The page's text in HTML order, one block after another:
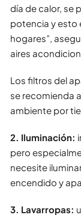
día de calor, se
potencia y esto
hogares”,
aires
Los filtros del
se recomienda
ambiente por
2. Iluminación:
pero
necesite
encendido y
3. Lavarropas: